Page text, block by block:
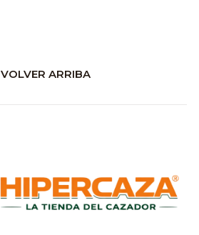
VOLVER ARRIBA